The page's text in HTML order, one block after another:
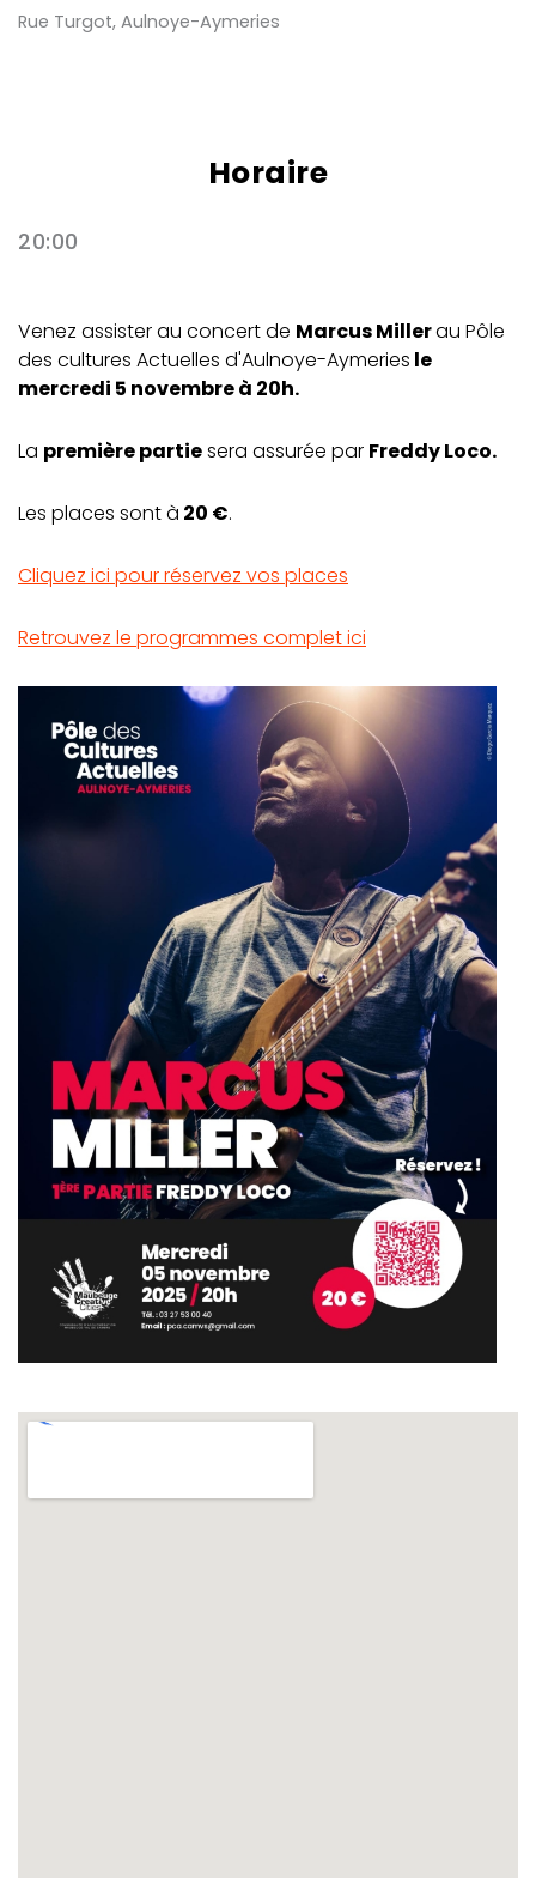
Rue Turgot, Aulnoye-Aymeries
Horaire
20:00
Venez assister au concert de Marcus Millerau Pôle
des cultures Actuelles d'Aulnoye-Aymeries le
mercredi 5 novembre à 20h.
La première partiesera assurée par Freddy Loco.
Les places sont à 20 €.
Cliquez ici pour réservez vos places
Retrouvez le programmes complet ici